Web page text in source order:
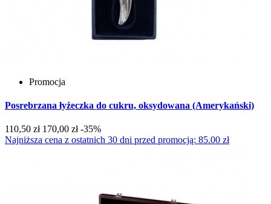
Promocja
Posrebrzana łyżeczka do cukru, oksydowana (Amerykański)
110,50 zł 170,00 zł -35%
Najniższa cena z ostatnich 30 dni przed promocją: 85.00 zł